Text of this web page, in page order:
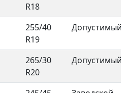
R18
255/40
R19
Допустимый
265/30
R20
Допустимый